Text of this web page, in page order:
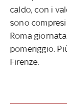
caldo, con i
sono
Roma
pomeriggio.
Firenze.